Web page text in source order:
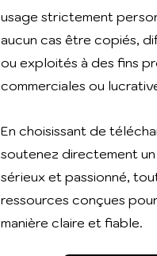
usage strictement
aucun cas être copiés,
ou exploités à des fins
commerciales ou
En choisissant de
soutenez directement
sérieux et passionné,
ressources conçues
manière claire et fiable.